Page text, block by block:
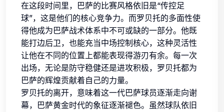
在这段时间里，巴萨的比赛风格依旧是“传控足
球”，这是他们的核心竞争力。而罗贝托的多面性使
得他成为巴萨战术体系中不可或缺的一部分。他既
能打边后卫，也能充当中场控制核心，这种灵活性
让他在不同的位置上都能表现得游刃有余。每一次
出场，无论是防守稳健还是进攻积极，罗贝托都为
巴萨的辉煌贡献着自己的力量。
罗贝托的离开，意味着这一代巴萨球员逐渐走向谢
幕，巴萨黄金时代的象征逐渐褪色。虽然球队依旧